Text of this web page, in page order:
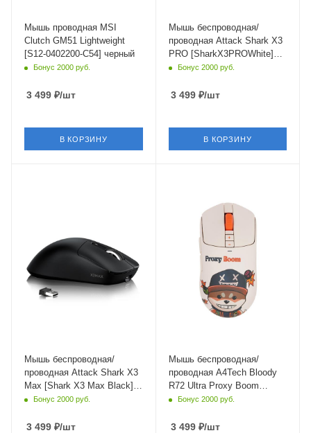
Мышь проводная MSI
Clutch GM51 Lightweight
[S12-0402200-C54] черный
Бонус 2000 руб.
3 499 ₽/шт
В КОРЗИНУ
Мышь беспроводная/
проводная Attack Shark X3
PRO [SharkX3PROWhite]
белый
Бонус 2000 руб.
3 499₽/шт
В КОРЗИНУ
Мышь беспроводная/
проводная Attack Shark X3
Max [Shark X3 Max Black]
черный
Бонус 2000 руб.
3 499 ₽/шт
Длина кабеля
Мышь беспроводная/
проводная A4Tech Bloody
R72 Ultra Proxy Boom
бежевый
Бонус 2000 руб.
3 499₽/шт